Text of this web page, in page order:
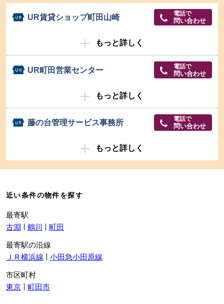
UR賃貸ショップ町田山崎 電話で
問い合わせ
もっと詳しく
UR町田営業センター 電話で
問い合わせ
もっと詳しく
藤の台管理サービス事務所 電話で
問い合わせ
もっと詳しく
近い条件の物件を探す
最寄駅
古淵
鶴川 町田
最寄駅の沿線
ＪＲ横浜線
小田急小田原線
市区町村
東京
町田市